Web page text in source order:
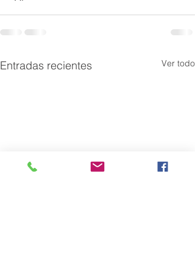
Entradas recientes Ver todo